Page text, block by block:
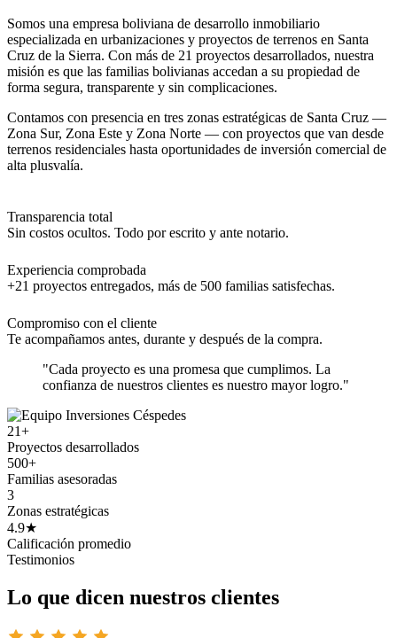
Somos una empresa boliviana de desarrollo inmobiliario
especializada en urbanizaciones y proyectos de terrenos en Santa
Cruz de la Sierra. Con más de 21 proyectos desarrollados, nuestra
misión es que las familias bolivianas accedan a su propiedad de
forma segura, transparente y sin complicaciones.
Contamos con presencia en tres zonas estratégicas de Santa Cruz —
Zona Sur, Zona Este y Zona Norte — con proyectos que van desde
terrenos residenciales hasta oportunidades de inversión comercial de
alta plusvalía.
Transparencia total
Sin costos ocultos. Todo por escrito y ante notario.
Experiencia comprobada
+21 proyectos entregados, más de 500 familias satisfechas.
Compromiso con el cliente
Te acompañamos antes, durante y después de la compra.
"Cada proyecto es una promesa que cumplimos. La
confianza de nuestros clientes es nuestro mayor logro."
21+
Proyectos desarrollados
500+
Familias asesoradas
3
Zonas estratégicas
4.9★
Calificación promedio
Testimonios
Lo que dicen nuestros clientes